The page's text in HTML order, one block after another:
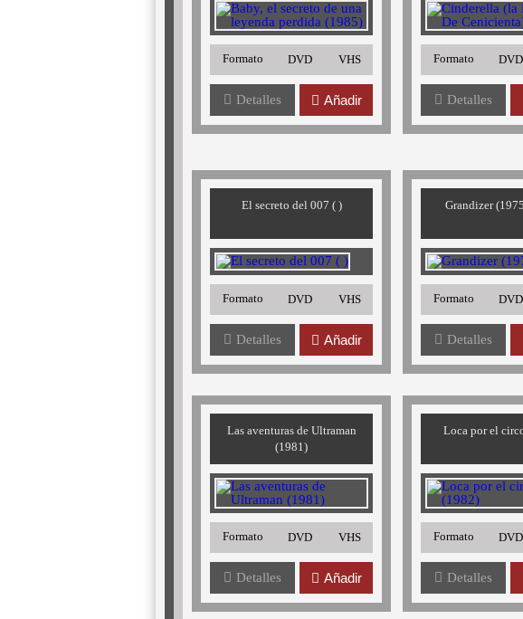
Formato DVD VHS
Detalles Añadir
Formato DVD
Detalles
El secreto del 007 ( )
Formato DVD VHS
Detalles Añadir
Grandizer
Formato DVD
Detalles
Las aventuras de Ultraman
(1981)
Formato DVD VHS
Detalles Añadir
Loca por el
Formato DVD
Detalles